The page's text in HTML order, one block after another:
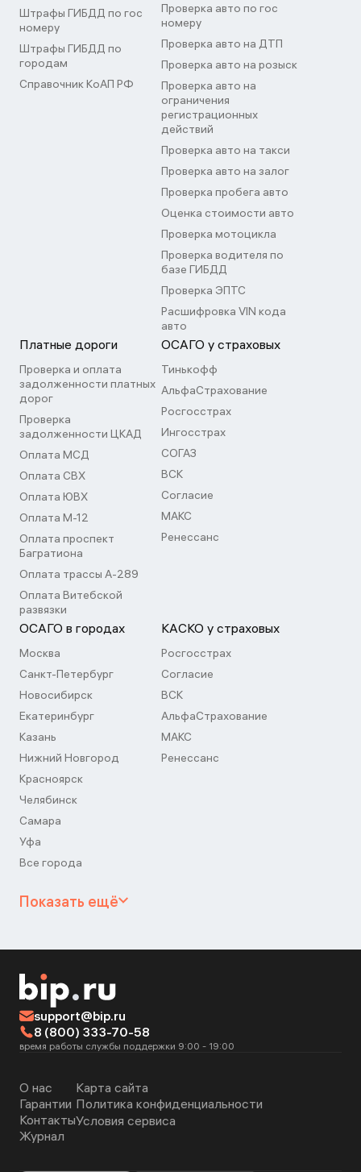
Штрафы ГИБДД по гос
номеру
Штрафы ГИБДД по
городам
Справочник КоАП РФ
Проверка авто по гос
номеру
Проверка авто на ДТП
Проверка авто на розыск
Проверка авто на
ограничения
регистрационных
действий
Проверка авто на такси
Проверка авто на залог
Проверка пробега авто
Оценка стоимости авто
Проверка мотоцикла
Проверка водителя по
базе ГИБДД
Проверка ЭПТС
Расшифровка VIN кода
авто
Платные дороги
Проверка и оплата
задолженности платных
дорог
Проверка
задолженности ЦКАД
Оплата МСД
Оплата СВХ
Оплата ЮВХ
Оплата М-12
Оплата проспект
Багратиона
Оплата трассы А-289
Оплата Витебской
развязки
ОСАГО у страховых
Тинькофф
АльфаСтрахование
Росгосстрах
Ингосстрах
СОГАЗ
ВСК
Согласие
МАКС
Ренессанс
ОСАГО в городах
Москва
Санкт-Петербург
Новосибирск
Екатеринбург
Казань
Нижний Новгород
Красноярск
Челябинск
Самара
Уфа
Все города
КАСКО у страховых
Росгосстрах
Согласие
ВСК
АльфаСтрахование
МАКС
Ренессанс
Показать ещё
support@bip.ru
8 (800) 333-70-58
время работы службы поддержки 9:00 - 19:00
О нас
Гарантии
Контакты
Журнал
Карта сайта
Политика конфиденциальности
Условия сервиса